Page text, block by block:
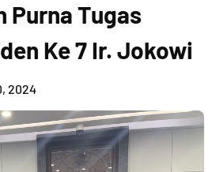
Purna Tugas
Ke 7 Ir. Jokowi
2024